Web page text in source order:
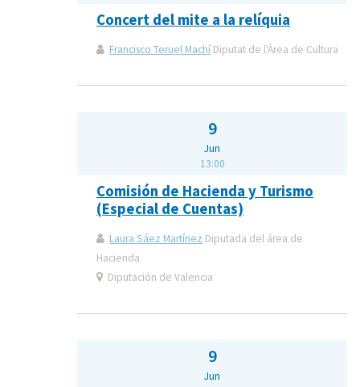
Concert del mite a la relíquia
Francisco Teruel Machí Diputat de l'Àrea de Cultura
9
Jun
13:00
Comisión de Hacienda y Turismo
(Especial de Cuentas)
Laura Sáez Martínez Diputada del área de
Hacienda
Diputación de Valencia
9
Jun